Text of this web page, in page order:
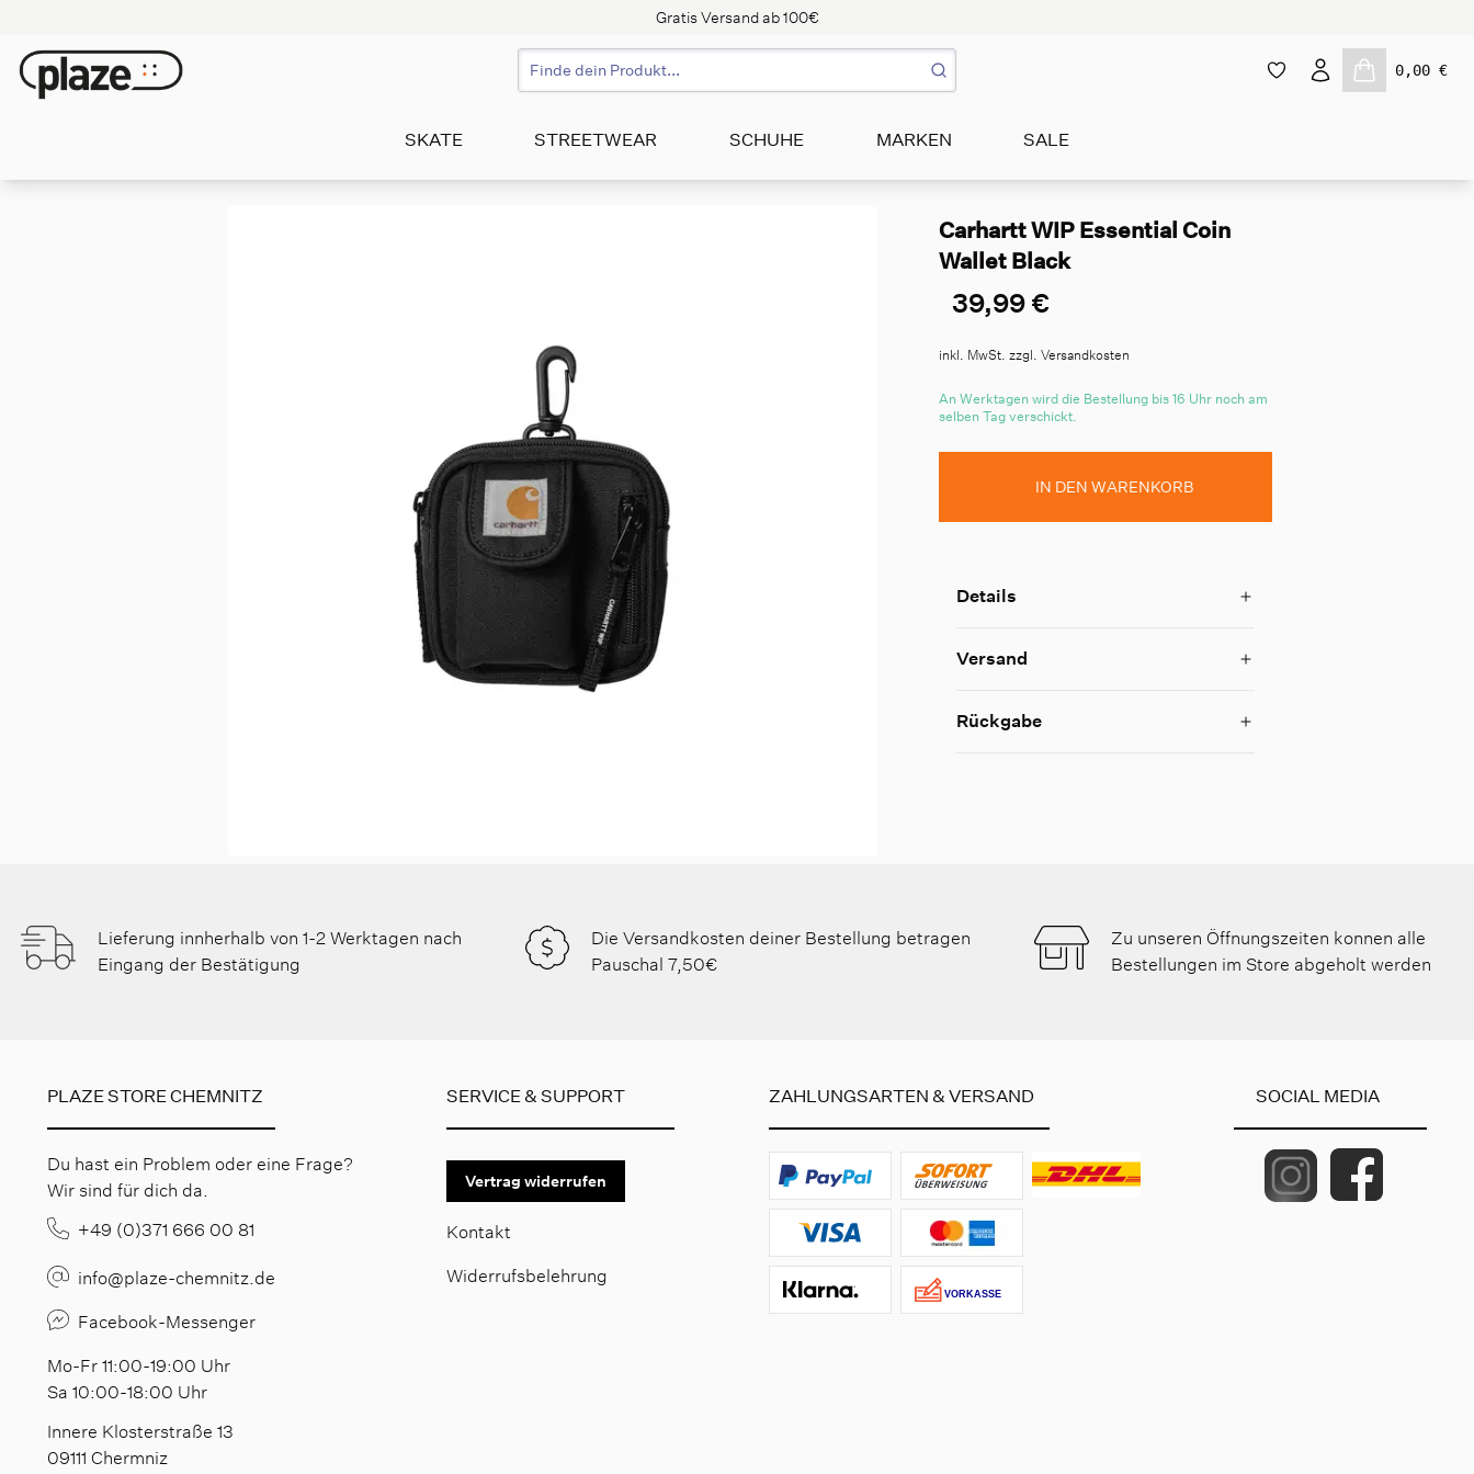
Gratis Versand ab 100€
0,00 €
SKATE STREETWEAR SCHUHE MARKEN SALE
Carhartt WIP Essential Coin
Wallet Black
39,99 €
inkl. MwSt. zzgl. Versandkosten
An Werktagen wird die Bestellung bis 16 Uhr noch am
selben Tag verschickt.
IN DEN WARENKORB
Details
Versand
Rückgabe
Lieferung innherhalb von 1-2 Werktagen nach
Eingang der Bestätigung
Die Versandkosten deiner Bestellung betragen
Pauschal 7,50€
Zu unseren Öffnungszeiten konnen alle
Bestellungen im Store abgeholt werden
PLAZE STORE CHEMNITZ
Du hast ein Problem oder eine Frage?
Wir sind für dich da.
+49 (0)371 666 00 81
info@plaze-chemnitz.de
Facebook-Messenger
Mo-Fr 11:00-19:00 Uhr
Sa 10:00-18:00 Uhr
Innere Klosterstraße 13
09111 Chermniz
SERVICE & SUPPORT
Vertrag widerrufen
Kontakt
Widerrufsbelehrung
ZAHLUNGSARTEN & VERSAND SOCIAL MEDIA